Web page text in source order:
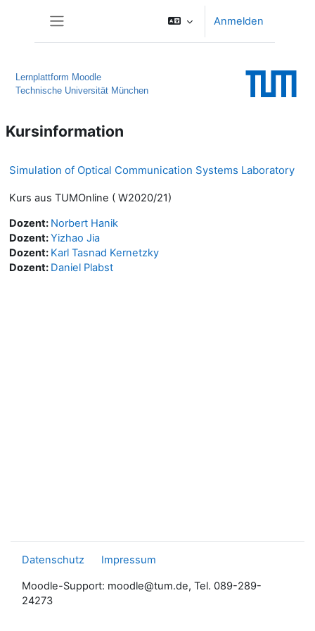
Anmelden
Lernplattform Moodle
Technische Universität München
Kursinformation
Simulation of Optical Communication Systems Laboratory
Kurs aus TUMOnline ( W2020/21)
Dozent: Norbert Hanik
Dozent:Yizhao Jia
Dozent: Karl Tasnad Kernetzky
Dozent: Daniel Plabst
Datenschutz Impressum
Moodle-Support: moodle@tum.de, Tel. 089-289-
24273